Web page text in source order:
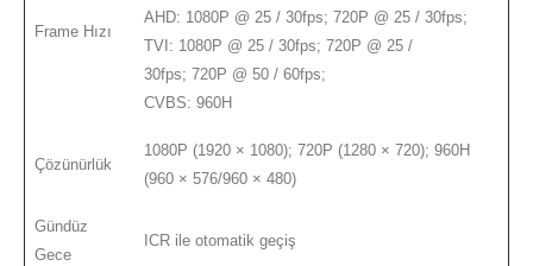
Frame Hızı
AHD: 1080P @ 25 / 30fps; 720P @ 25 / 30fps;
TVI: 1080P @ 25 / 30fps; 720P @ 25 /
30fps; 720P @ 50 / 60fps;
CVBS: 960H
Çözünürlük
1080P (1920 × 1080); 720P (1280 × 720); 960H
(960 × 576/960 × 480)
Gündüz
Gece
ICR ile otomatik geçiş